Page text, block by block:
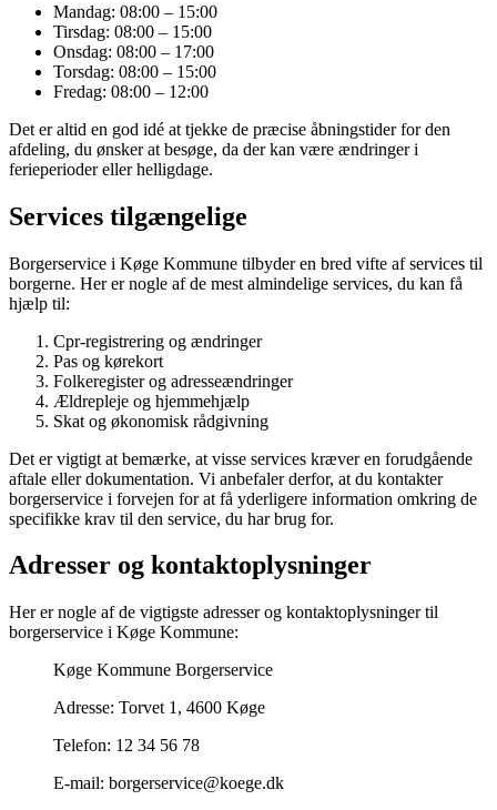
Mandag: 08:00 – 15:00
Tirsdag: 08:00 – 15:00
Onsdag: 08:00 – 17:00
Torsdag: 08:00 – 15:00
Fredag: 08:00 – 12:00
Det er altid en god idé at tjekke de præcise åbningstider for den
afdeling, du ønsker at besøge, da der kan være ændringer i
ferieperioder eller helligdage.
Services tilgængelige
Borgerservice i Køge Kommune tilbyder en bred vifte af services til
borgerne. Her er nogle af de mest almindelige services, du kan få
hjælp til:
Cpr-registrering og ændringer
Pas og kørekort
Folkeregister og adresseændringer
Ældrepleje og hjemmehjælp
Skat og økonomisk rådgivning
Det er vigtigt at bemærke, at visse services kræver en forudgående
aftale eller dokumentation. Vi anbefaler derfor, at du kontakter
borgerservice i forvejen for at få yderligere information omkring de
specifikke krav til den service, du har brug for.
Adresser og kontaktoplysninger
Her er nogle af de vigtigste adresser og kontaktoplysninger til
borgerservice i Køge Kommune:
Køge Kommune Borgerservice
Adresse: Torvet 1, 4600 Køge
Telefon: 12 34 56 78
E-mail: borgerservice@koege.dk